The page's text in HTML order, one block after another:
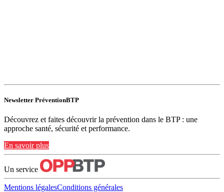
Newsletter PréventionBTP
Découvrez et faites découvrir la prévention dans le BTP : une
approche santé, sécurité et performance.
En savoir plus
Un service
Mentions légalesConditions générales